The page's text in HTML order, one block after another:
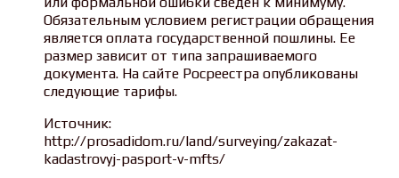
Обязательным условием регистрации обращения
является оплата государственной пошлины. Ее
размер зависит от типа запрашиваемого
документа. На сайте Росреестра опубликованы
следующие тарифы.
Источник:
http://prosadidom.ru/land/surveying/zakazat-
kadastrovyj-pasport-v-mfts/